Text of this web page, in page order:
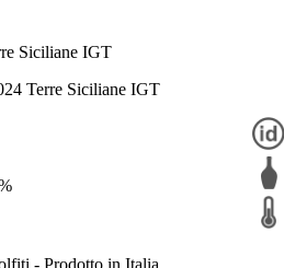
Siciliane IGT
Terre Siciliane IGT
- Prodotto in Italia